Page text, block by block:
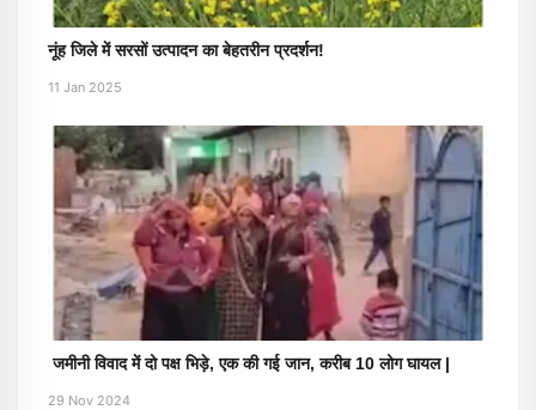
नूंह जिले में सरसों उत्पादन का बेहतरीन प्रदर्शन!
11 Jan 2025
जमीनी विवाद में दो पक्ष भिड़े, एक की गई जान, करीब 10 लोग घायल |
29 Nov 2024